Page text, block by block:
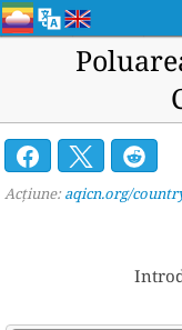
Acțiune: aqicn.org/